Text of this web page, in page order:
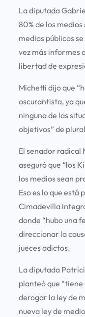
La diputada
80% de los
medios públicos
vez más informes
libertad de
Michetti dijo que
oscurantista, ya
ninguna de las
objetivos” de
El senador radical
aseguró que “los
los medios sean
Eso es lo que está
Cimadevilla
donde “hubo una
direccionar la
jueces adictos.
La diputada
planteó que “tiene
derogar la ley de
nueva ley de